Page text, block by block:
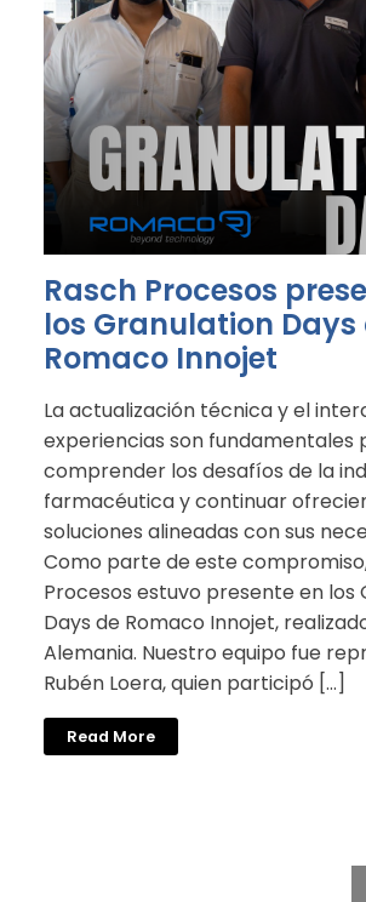
Rasch Procesos
los Granulation Days
Romaco Innojet
La actualización técnica y el
experiencias son fundamentales
comprender los desafíos de la
farmacéutica y continuar
soluciones alineadas con sus
Como parte de este
Procesos estuvo presente en los
Days de Romaco Innojet,
Alemania. Nuestro equipo fue
Rubén Loera, quien participó […]
Read More